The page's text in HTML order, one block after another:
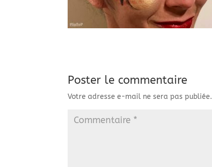
Poster le commentaire
Votre adresse e-mail ne sera pas publiée.